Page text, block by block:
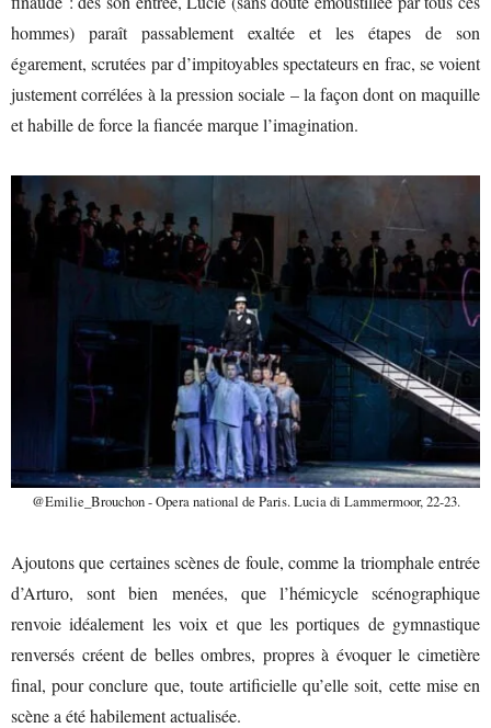
hommes) paraît passablement exaltée et les étapes de son
égarement, scrutées par d’impitoyables spectateurs en frac, se voient
justement corrélées à la pression sociale – la façon dont on maquille
et habille de force la fiancée marque l’imagination.
@Emilie_Brouchon - Opera national de Paris. Lucia di Lammermoor, 22-23.
Ajoutons que certaines scènes de foule, comme la triomphale entrée
d’Arturo, sont bien menées, que l’hémicycle scénographique
renvoie idéalement les voix et que les portiques de gymnastique
renversés créent de belles ombres, propres à évoquer le cimetière
final, pour conclure que, toute artificielle qu’elle soit, cette mise en
scène a été habilement actualisée.